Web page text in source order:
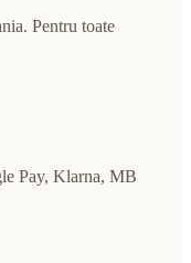
Pentru toate
Pay, Klarna, MB